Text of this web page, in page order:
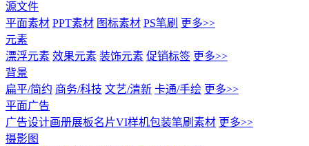
源文件
平面素材 PPT素材 图标素材 PS笔刷 更多>>
元素
漂浮元素 效果元素 装饰元素 促销标签 更多>>
背景
扁平/简约 商务/科技 文艺/清新 卡通/手绘 更多>>
平面广告
广告设计画册展板名片VI样机包装笔刷素材 更多>>
摄影图